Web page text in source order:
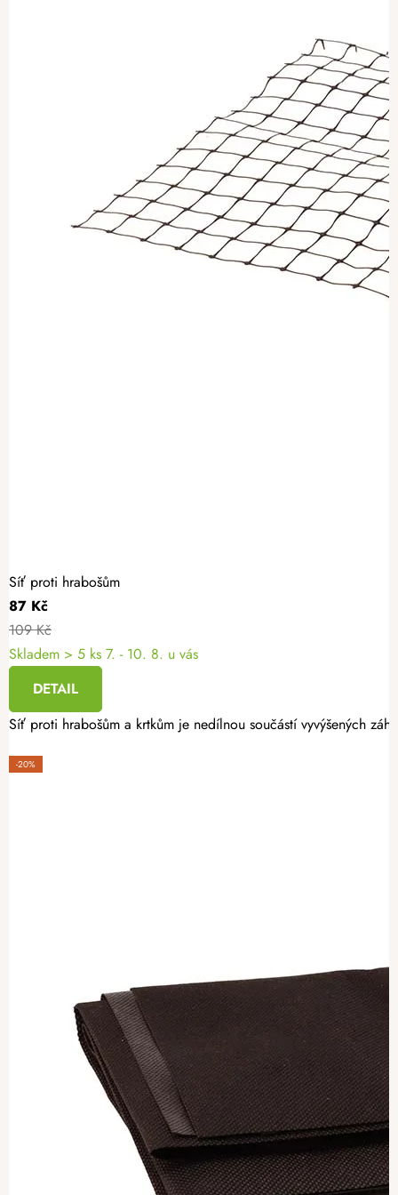
Síť proti hrabošům
87 Kč
109 Kč
Skladem > 5 ks 7. - 10. 8. u vás
DETAIL
Síť proti hrabošům a krtkům je nedílnou součástí vyvýšených
-20%